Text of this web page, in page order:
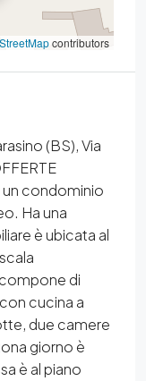
contributors
(BS), Via
un condominio
Ha una
è ubicata al
di
cucina a
due camere
giorno è
è al piano